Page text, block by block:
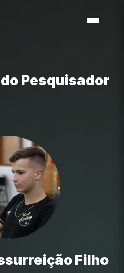
Pesquisador
Filho